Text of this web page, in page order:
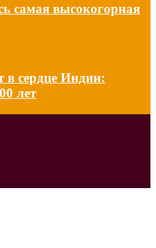
самая высокогорная
сердце Индии:
лет